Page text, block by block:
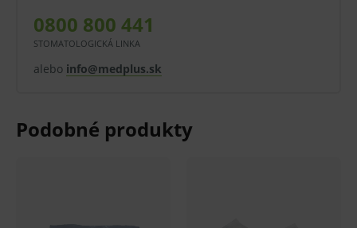
Rozmer:
5 ks v balení
125 balení v boxe
0800 800 441
STOMATOLOGICKÁ LINKA
alebo info@medplus.sk